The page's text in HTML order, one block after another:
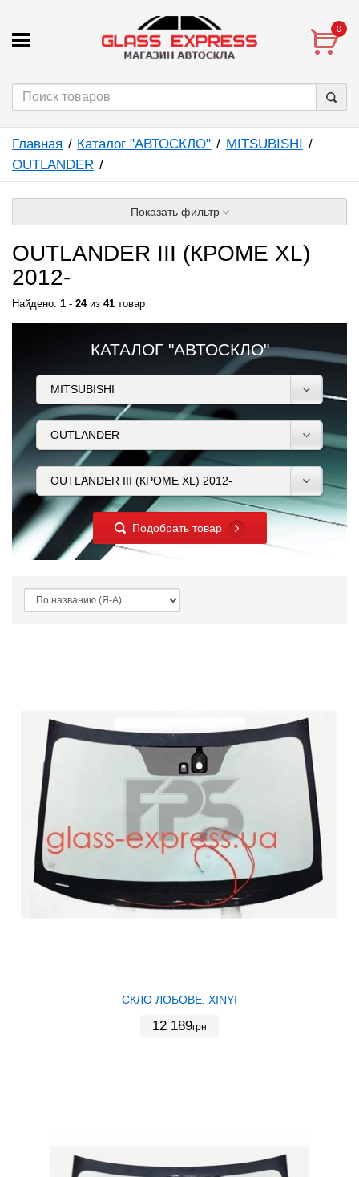
0
Главная Каталог "АВТОСКЛО"
MITSUBISHI
OUTLANDER
Показать фильтр
OUTLANDER III (КРОМЕ XL)
2012-
Найдено: 1 - 24из 41 товар
КАТАЛОГ "АВТОСКЛО"
Подобрать товар
СКЛО ЛОБОВЕ, XINYI
12 189грн